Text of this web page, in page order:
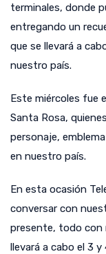
terminales, donde
entregando un
que se llevará a
nuestro país.
Este miércoles fue
Santa Rosa,
personaje,
en nuestro país.
En esta ocasión
conversar con
presente, todo con
llevará a cabo el 3